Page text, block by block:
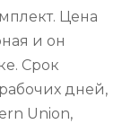
Цена
и он
Срок
дней,
Union,